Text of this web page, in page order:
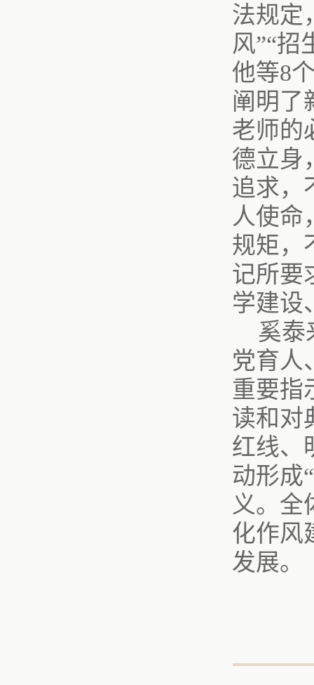
法规定
风”“招
他等8
阐明了
老师的
德立身
追求，
人使命
规矩，
记所要
学建设
奚泰
党育人
重要指
读和对
红线、
动形成
义。全
化作风
发展。